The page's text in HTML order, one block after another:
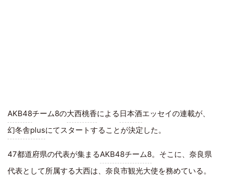
AKB48チーム8の大西桃香による 日本酒エッセイの連載が、
幻冬舎plusにてスタートすることが決定した。
47都道府県の代表が集まるAKB48チーム8。そこに、奈良県
代表として所属する大西は、 奈良市観光大使を務めている。